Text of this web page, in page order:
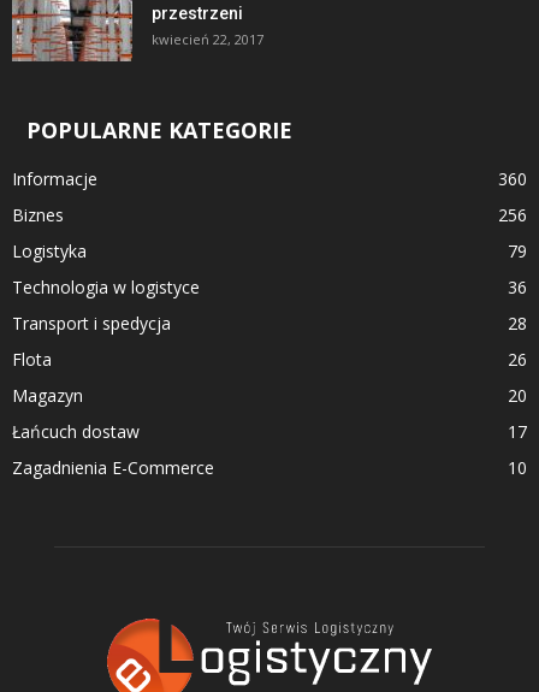
przestrzeni
kwiecień 22, 2017
POPULARNE KATEGORIE
Informacje
360
Biznes
256
Logistyka
79
Technologia w logistyce
36
Transport i spedycja
28
Flota
26
Magazyn
20
Łańcuch dostaw
17
Zagadnienia E-Commerce
10